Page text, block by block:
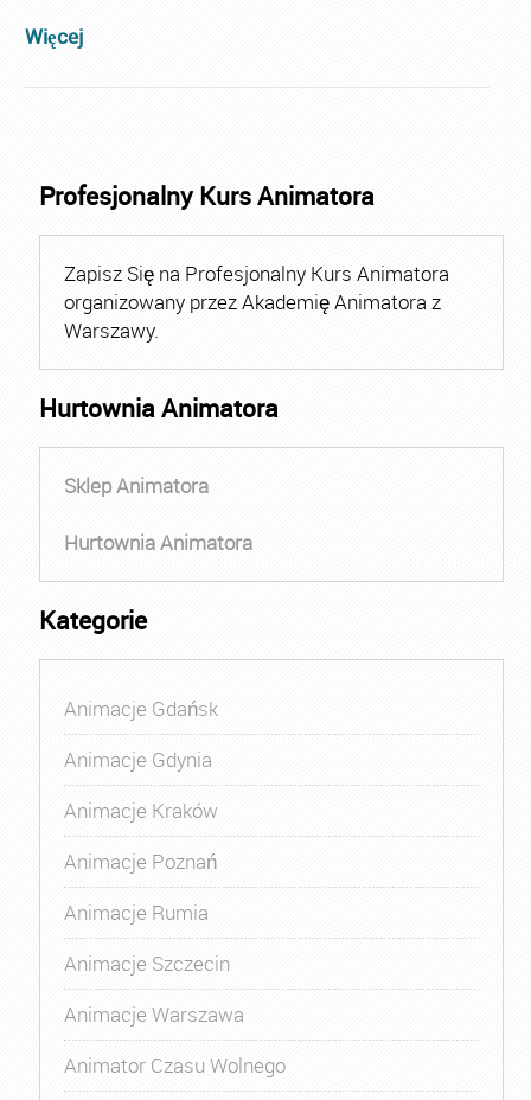
Więcej
Profesjonalny Kurs Animatora
Zapisz Się na Profesjonalny Kurs Animatora
organizowany przez Akademię Animatora z
Warszawy.
Hurtownia Animatora
Sklep Animatora
Hurtownia Animatora
Kategorie
Animacje Gdańsk
Animacje Gdynia
Animacje Kraków
Animacje Poznań
Animacje Rumia
Animacje Szczecin
Animacje Warszawa
Animator Czasu Wolnego